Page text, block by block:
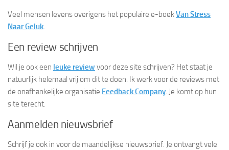
Veel mensen levens overigens het populaire e-boekVan Stress
Naar Geluk.
Een review schrijven
Wil je ook een leuke review voor deze site schrijven? Het staat je
natuurlijk helemaal vrij om dit te doen. Ik werk voor de reviews met
de onafhankelijke organisatie Feedback Company. Je komt op hun
site terecht.
Aanmelden nieuwsbrief
Schrijf je ook in voor de maandelijkse nieuwsbrief. Je ontvangt vele